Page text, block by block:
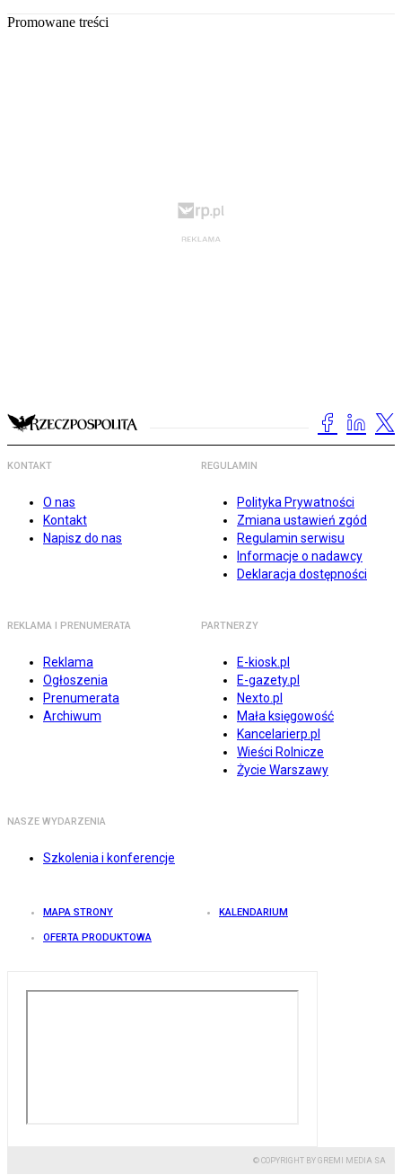
Promowane treści
KONTAKT
O nas
Kontakt
Napisz do nas
REGULAMIN
Polityka Prywatności
Zmiana ustawień zgód
Regulamin serwisu
Informacje o nadawcy
Deklaracja dostępności
REKLAMA I PRENUMERATA
Reklama
Ogłoszenia
Prenumerata
Archiwum
PARTNERZY
E-kiosk.pl
E-gazety.pl
Nexto.pl
Mała księgowość
Kancelarierp.pl
Wieści Rolnicze
Życie Warszawy
NASZE WYDARZENIA
Szkolenia i konferencje
MAPA STRONY KALENDARIUM
OFERTA PRODUKTOWA
© COPYRIGHT BY GREMI MEDIA SA